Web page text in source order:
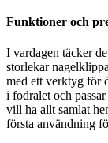
Funktioner och
I vardagen täcker
storlekar
med ett verktyg för
i fodralet och
vill ha allt samlat
första användning